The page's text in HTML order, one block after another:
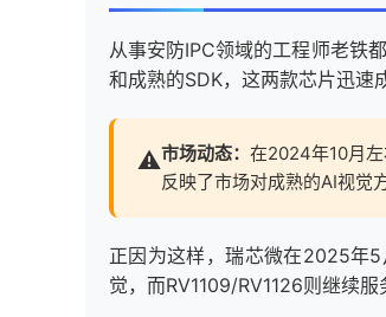
从事安防IPC领域的工程师老铁
和成熟的SDK，这两款芯片迅速
⚠市场动态： 在2024年10月
反映了市场对成熟的AI视觉
正因为这样，瑞芯微在2025年
觉，而RV1109/RV1126则继续服